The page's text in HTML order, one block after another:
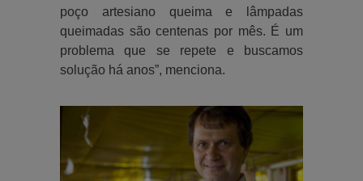
poço artesiano queima e lâmpadas
queimadas são centenas por mês. É um
problema que se repete e buscamos
solução há anos”, menciona.